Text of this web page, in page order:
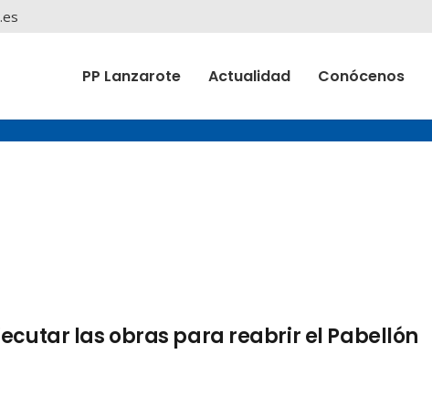
PP Lanzarote Actualidad Conócenos
las obras para reabrir el Pabellón